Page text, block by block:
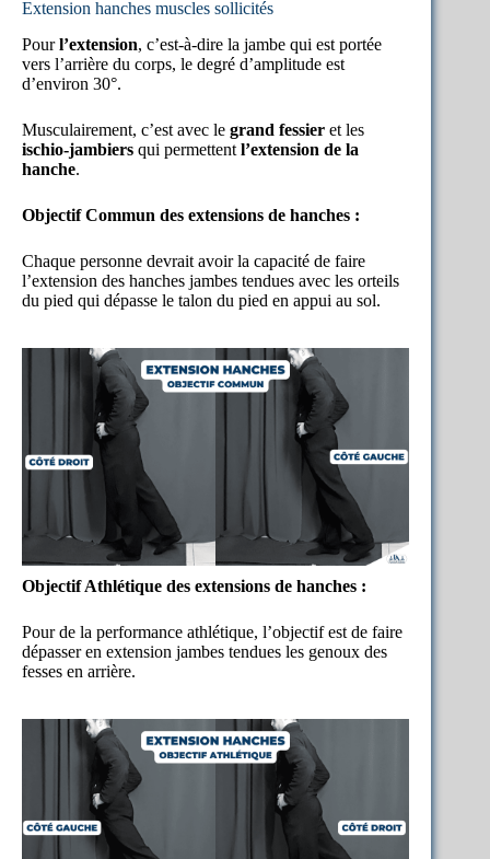
Extension hanches muscles sollicités
Pourl’extension, c’est-à-dire la jambe qui est portée
vers l’arrière du corps, le degré d’amplitude est
d’environ 30°.
Musculairement, c’est avec le grand fessier et les
ischio-jambiers qui permettent l’extension de la
hanche.
Objectif Commun des extensions de hanches :
Chaque personne devrait avoir la capacité de faire
l’extension des hanches jambes tendues avec les orteils
du pied qui dépasse le talon du pied en appui au sol.
Objectif Athlétique des extensions de hanches :
Pour de la performance athlétique, l’objectif est de faire
dépasser en extension jambes tendues les genoux des
fesses en arrière.